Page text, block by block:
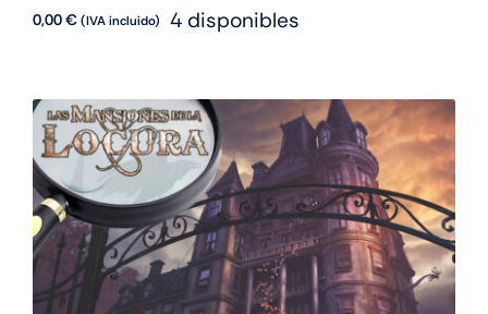
0,00€(IVA incluido) 4 disponibles